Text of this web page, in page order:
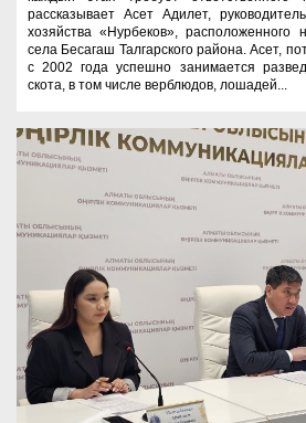
рассказывает Асет Адилет,
хозяйства «Нурбеков»,
села Бесагаш Талгарского района. Асет,
с 2002 года успешно занимается
скота, в том числе верблюдов, лошадей...